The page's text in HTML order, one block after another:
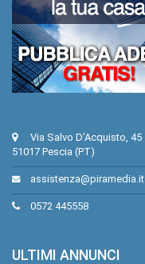
Via Salvo D'Acquisto, 45
51017 Pescia (PT)
assistenza@piramedia.it
0572 445558
ULTIMI ANNUNCI.